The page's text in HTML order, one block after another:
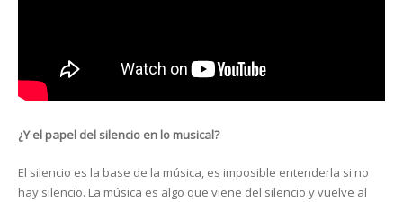
¿Y el papel del silencio en lo musical?
El silencio es la base de la música, es imposible entenderla si no
hay silencio. La música es algo que viene del silencio y vuelve al